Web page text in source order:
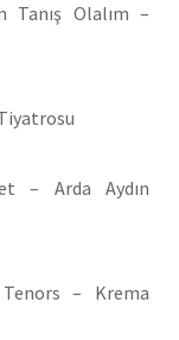
Olalım –
– Arda Aydın
– Krema